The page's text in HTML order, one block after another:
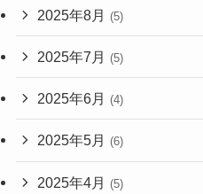
2025年8月 (5)
2025年7月 (5)
2025年6月 (4)
2025年5月 (6)
2025年4月 (5)